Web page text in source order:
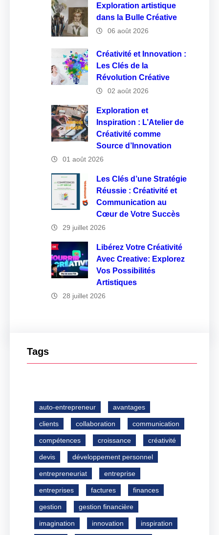
Exploration artistique
dans la Bulle Créative
06 août 2026
Créativité et Innovation :
Les Clés de la
Révolution Créative
02 août 2026
Exploration et
Inspiration : L’Atelier de
Créativité comme
Source d’Innovation
01 août 2026
Les Clés d’une Stratégie
Réussie : Créativité et
Communication au
Cœur de Votre Succès
29 juillet 2026
Libérez Votre Créativité
Avec Creative: Explorez
Vos Possibilités
Artistiques
28 juillet 2026
Tags
auto-entrepreneur avantages
clients collaboration communication
compétences croissance créativité
devis développement personnel
entrepreneuriat entreprise
entreprises factures finances
gestion gestion financière
imagination innovation inspiration